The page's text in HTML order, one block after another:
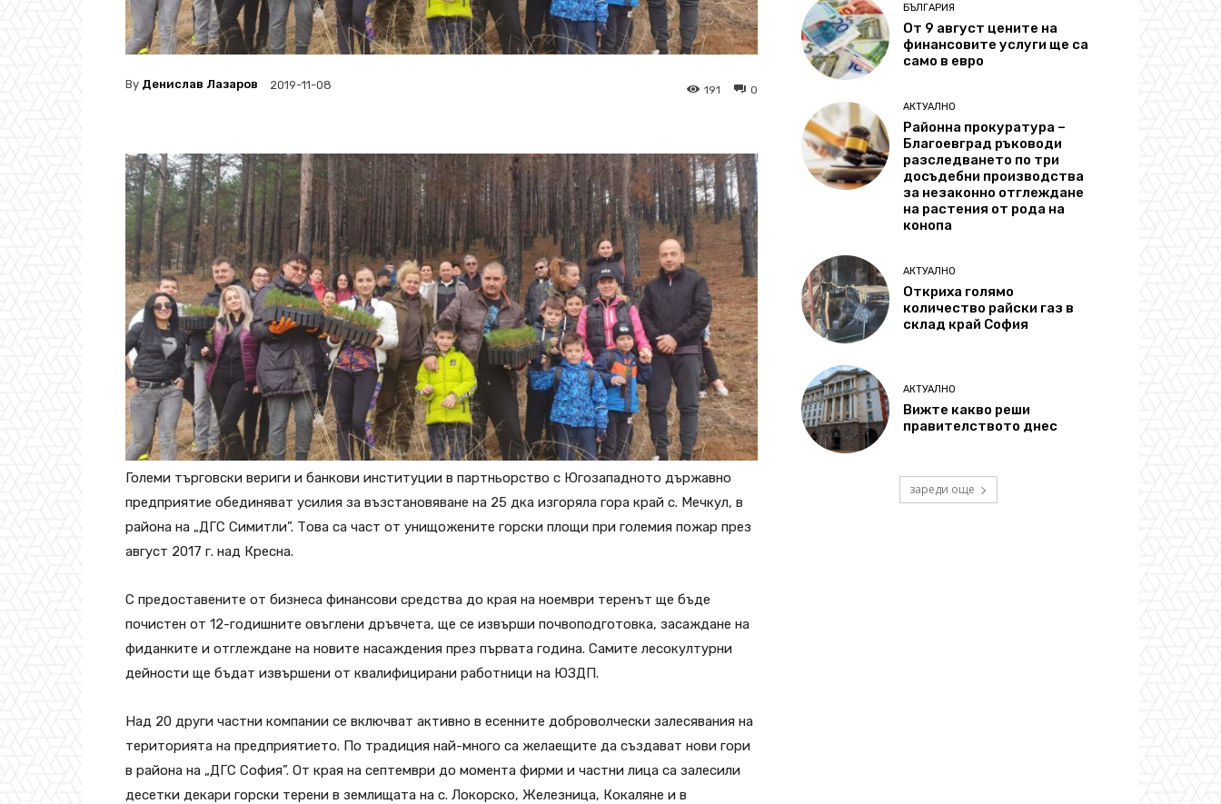
By Денислав Лазаров 2019-11-08 0
191
Големи търговски вериги и банкови институции в партньорство с Югозападното държавно
предприятие обединяват усилия за възстановяване на 25 дка изгоряла гора край с. Мечкул, в
района на „ДГС Симитли”. Това са част от унищожените горски площи при големия пожар през
август 2017 г. над Кресна.
С предоставените от бизнеса финансови средства до края на ноември теренът ще бъде
почистен от 12-годишните овъглени дръвчета, ще се извърши почвоподготовка, засаждане на
фиданките и отглеждане на новите насаждения през първата година. Самите лесокултурни
дейности ще бъдат извършени от квалифицирани работници на ЮЗДП.
Над 20 други частни компании се включват активно в есенните доброволчески залесявания на
територията на предприятието. По традиция най-много са желаещите да създават нови гори
в района на „ДГС София”. От края на септември до момента фирми и частни лица са залесили
десетки декари горски терени в землищата на с. Локорско, Железница, Кокаляне и в
БЪЛГАРИЯ
От 9 август цените на
финансовите услуги ще са
само в евро
АКТУАЛНО
Районна прокуратура –
Благоевград ръководи
разследването по три
досъдебни производства
за незаконно отглеждане
на растения от рода на
конопа
АКТУАЛНО
Откриха голямо
количество райски газ в
склад край София
АКТУАЛНО
Вижте какво реши
правителството днес
зареди още